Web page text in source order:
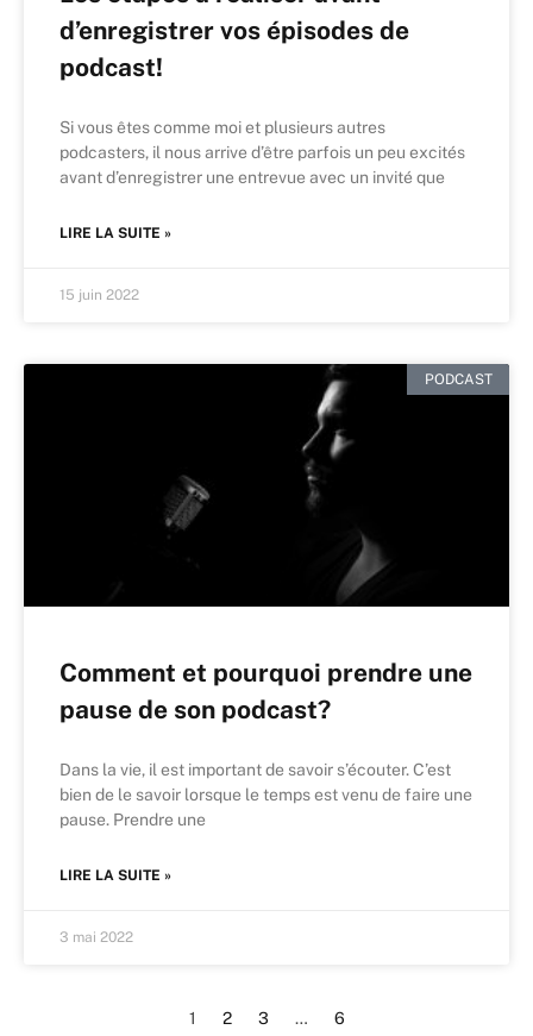
d’enregistrer vos épisodes de
podcast!
Si vous êtes comme moi et plusieurs autres
podcasters, il nous arrive d’être parfois un peu excités
avant d’enregistrer une entrevue avec un invité que
LIRE LA SUITE »
15 juin 2022
PODCAST
Comment et pourquoi prendre une
pause de son podcast?
Dans la vie, il est important de savoir s’écouter. C’est
bien de le savoir lorsque le temps est venu de faire une
pause. Prendre une
LIRE LA SUITE »
3 mai 2022
1 2 3 … 6